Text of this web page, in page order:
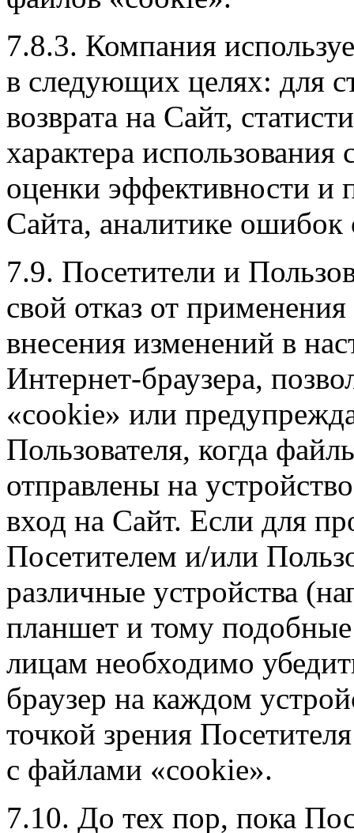
7.8.3. Компания
в следующих целях: для
возврата на Сайт,
характера
оценки эффективности и
Сайта, аналитике ошибок
7.9. Посетители и
свой отказ от
внесения изменений в
Интернет-браузера,
«cookie» или
Пользователя, когда
отправлены на
вход на Сайт. Если для
Посетителем и/или
различные устройства
планшет и тому
лицам необходимо
браузер на каждом
точкой зрения
с файлами «cookie».
7.10. До тех пор, пока